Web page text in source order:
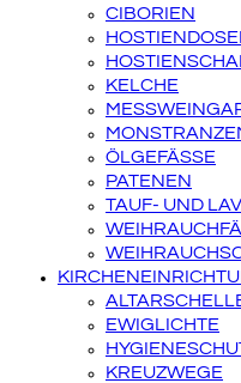
CIBORIEN
KELCHE
ÖLGEFÄSSE
PATENEN
TAUF- UND
EWIGLICHTE
KREUZWEGE